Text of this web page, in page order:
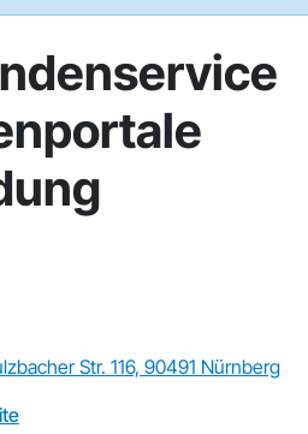
Str. 116, 90491 Nürnberg